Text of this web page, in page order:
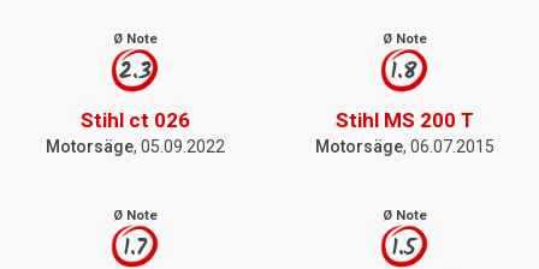
Ø Note
2.3
Stihl ct 026
Motorsäge, 05.09.2022
Ø Note
1.8
Stihl MS 200 T
Motorsäge, 06.07.2015
Ø Note
1.7
Ø Note
1.5